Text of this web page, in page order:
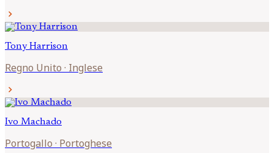
chevron_right
Tony Harrison
Regno Unito · Inglese
chevron_right
Ivo Machado
Portogallo · Portoghese